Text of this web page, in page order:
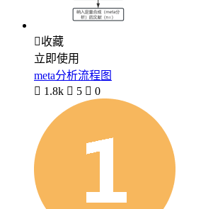
收藏
立即使用
meta分析流程图
 1.8k  5  0